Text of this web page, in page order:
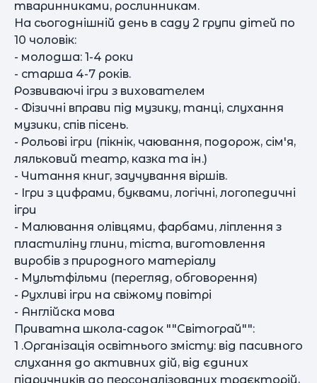
тваринниками, рослинникам.
На сьогоднішній день в саду 2 групи дітей по
10 чоловік:
- молодша: 1-4 роки
- старша 4-7 років.
Розвиваючі ігри з вихователем
- Фізичні вправи під музику, танці, слухання
музики, спів пісень.
- Рольові ігри (пікнік, чаювання, подорож, сім'я,
ляльковий театр, казка та ін.)
- Читання книг, заучування віршів.
- Ігри з цифрами, буквами, логічні, логопедичні
ігри
- Малювання олівцями, фарбами, ліплення з
пластиліну глини, тіста, виготовлення
виробів з природного матеріалу
- Мультфільми (перегляд, обговорення)
- Рухливі ігри на свіжому повітрі
- Англійска мова
Приватна школа-садок ""Світограй"":
1 .Організація освітнього змісту: від пасивного
слухання до активних дій, від єдиних
підручників до персоналізованих траєкторій,